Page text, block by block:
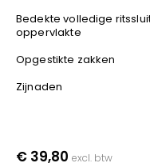
Bedekte volledige
oppervlakte
Opgestikte zakken
Zijnaden
€ 39,80 excl. btw